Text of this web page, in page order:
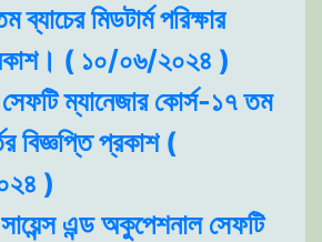
মিডটার্ম পরিক্ষার
( ১০/০৬/২০২৪ )
ম্যানেজার কোর্স-১৭ তম
বিজ্ঞপ্তি প্রকাশ (
)
এন্ড অকুপেশনাল সেফটি